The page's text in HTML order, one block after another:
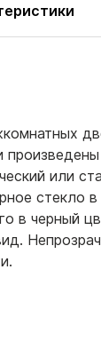
или
в черный